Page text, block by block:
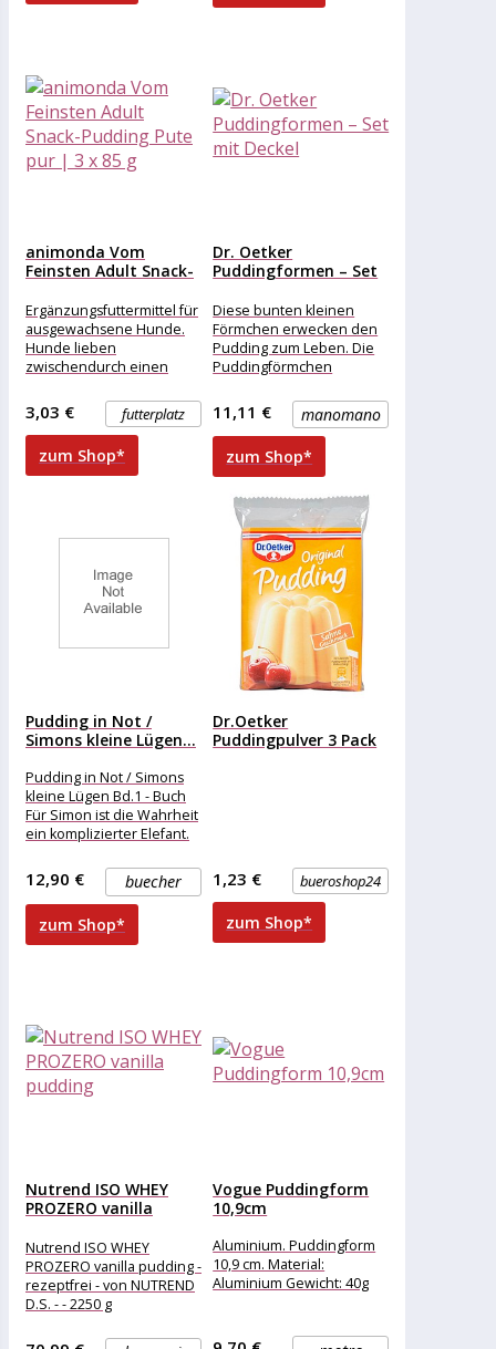
animonda Vom
Feinsten Adult Snack-
Ergänzungsfuttermittel für
ausgewachsene Hunde.
Hunde lieben
zwischendurch einen
sie haben es verdient,
verwöhnt zu werden. Eine
kleine
futterplatz
3,03 €
zum Shop*
Dr. Oetker
Puddingformen – Set
Diese bunten kleinen
Förmchen erwecken den
Pudding zum Leben. Die
Puddingförmchen
und haben einen Deckel
für den
manomano
11,11 €
zum Shop*
Pudding in Not /
Simons kleine Lügen...
Pudding in Not / Simons
kleine Lügen Bd.1 - Buch
Für Simon ist die Wahrheit
ein komplizierter Elefant.
besorgniserregendbuecher
12,90 €
zum Shop*
Dr.Oetker
Puddingpulver 3 Pack
bueroshop24
1,23 €
zum Shop*
Nutrend ISO WHEY
PROZERO vanilla
Nutrend ISO WHEY
PROZERO vanilla pudding -
rezeptfrei - von NUTREND
D.S. - - 2250 g
Vogue Puddingform
10,9cm
Aluminium. Puddingform
10,9 cm. Material:
Aluminium Gewicht: 40g